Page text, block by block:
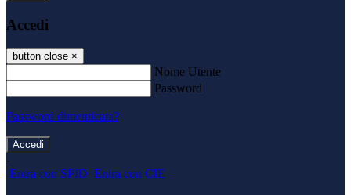
Accedi
button close ×
Nome Utente
Password
Password dimenticata?
-
Entra con SPID Entra con CIE